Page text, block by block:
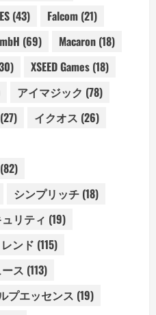
(43) Falcom (21)
(69) Macaron (18)
XSEED Games (18)
アイマジック (78)
(27) イクオス (26)
(82)
シンプリッチ (18)
リティ (19)
レンド (115)
ス (113)
プエッセンス (19)